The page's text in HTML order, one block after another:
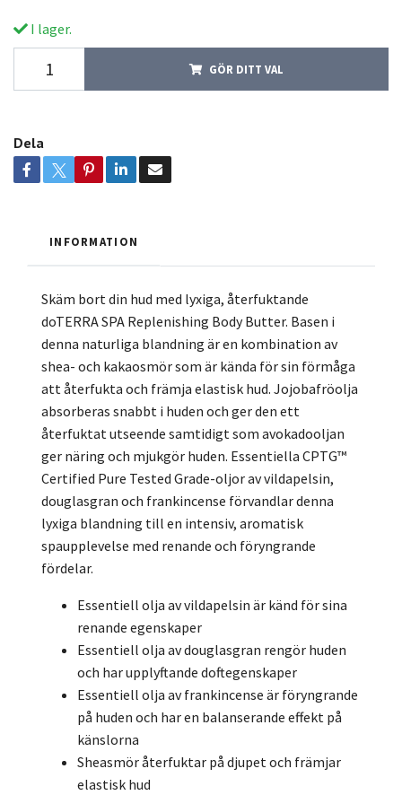
I lager.
GÖR DITT VAL
Dela
INFORMATION
Skäm bort din hud med lyxiga, återfuktande
doTERRA SPA Replenishing Body Butter. Basen i
denna naturliga blandning är en kombination av
shea- och kakaosmör som är kända för sin förmåga
att återfukta och främja elastisk hud. Jojobafröolja
absorberas snabbt i huden och ger den ett
återfuktat utseende samtidigt som avokadooljan
ger näring och mjukgör huden. Essentiella CPTG™
Certified Pure Tested Grade-oljor av vildapelsin,
douglasgran och frankincense förvandlar denna
lyxiga blandning till en intensiv, aromatisk
spaupplevelse med renande och föryngrande
fördelar.
Essentiell olja av vildapelsin är känd för sina
renande egenskaper
Essentiell olja av douglasgran rengör huden
och har upplyftande doftegenskaper
Essentiell olja av frankincense är föryngrande
på huden och har en balanserande effekt på
känslorna
Sheasmör återfuktar på djupet och främjar
elastisk hud